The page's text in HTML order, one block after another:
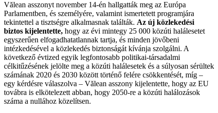
Vălean asszonyt november 14-én hallgatták meg az Európa
Parlamentben, és személyére, valamint ismertetett programjára
tekintettel a tisztségre alkalmasnak találták. Az új közlekedési
biztos kijelentette, hogy az évi mintegy 25 000 közúti halálesetet
egyszerűen elfogadhatatlannak tartja, és minden jövőbeni
intézkedésével a közlekedés biztonságát kívánja szolgálni. A
következő évtized egyik legfontosabb politikai-társadalmi
célkitűzésének jelölte meg a közúti halálesetek és a súlyosan sérültek
számának 2020 és 2030 között történő felére csökkentését, míg –
egy kérdésre válaszolva – Vălean asszony kijelentette, hogy az EU
továbra is elkötelezett abban, hogy 2050-re a közúti halálozások
száma a nullához közelítsen.